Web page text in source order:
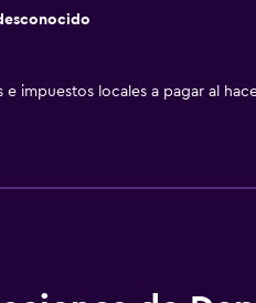
e impuestos locales a pagar al